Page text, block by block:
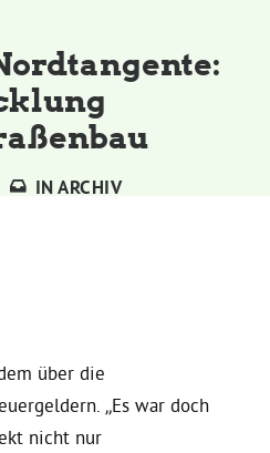
INARCHIV
über die
„Es war doch
nicht nur